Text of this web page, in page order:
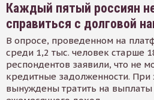
Каждый пятый россиян
справиться с долговой
В опросе, проведенном на
среди 1,2 тыс. человек старше
респондентов заявили, что не
кредитные задолженности.
вынуждены тратить на